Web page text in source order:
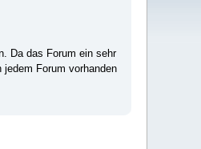
Da das Forum ein sehr
Forum vorhanden